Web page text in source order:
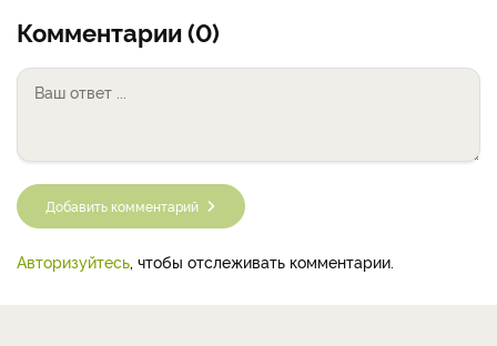
Комментарии (0)
Добавить комментарий
Авторизуйтесь, чтобы отслеживать комментарии.